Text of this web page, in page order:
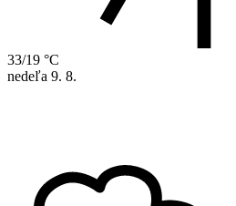
33/19 °C
nedeľa 9. 8.